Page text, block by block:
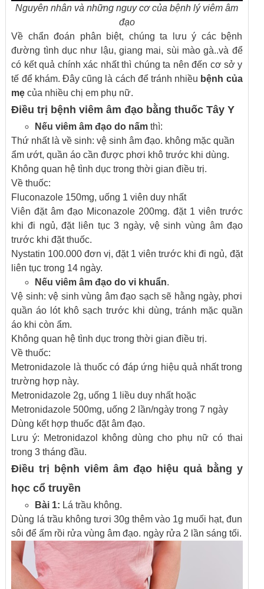
Nguyên nhân và những nguy cơ của bệnh lý viêm âm
đạo
Về chẩn đoán phân biệt, chúng ta lưu ý các bệnh
đường tình dục như lậu, giang mai, sùi mào gà..và để
có kết quả chính xác nhất thì chúng ta nên đến cơ sở y
tế để khám. Đây cũng là cách để tránh nhiều bệnh của
mẹ của nhiều chị em phụ nữ.
Điều trị bệnh viêm âm đạo bằng thuốc Tây Y
Nếu viêm âm đạo do nấm thì:
Thứ nhất là về sinh: vệ sinh âm đạo. không mặc quần
ẩm ướt, quần áo cần được phơi khô trước khi dùng.
Không quan hệ tình dục trong thời gian điều trị.
Về thuốc:
Fluconazole 150mg, uống 1 viên duy nhất
Viên đặt âm đạo Miconazole 200mg. đặt 1 viên trước
khi đi ngủ, đặt liên tục 3 ngày, vệ sinh vùng âm đạo
trước khi đặt thuốc.
Nystatin 100.000 đơn vị, đặt 1 viên trước khi đi ngủ, đặt
liên tục trong 14 ngày.
Nếu viêm âm đạo do vi khuẩn.
Vệ sinh: vệ sinh vùng âm đạo sạch sẽ hằng ngày, phơi
quần áo lót khô sạch trước khi dùng, tránh mặc quần
áo khi còn ẩm.
Không quan hệ tình dục trong thời gian điều trị.
Về thuốc:
Metronidazole là thuốc có đáp ứng hiệu quả nhất trong
trường hợp này.
Metronidazole 2g, uống 1 liều duy nhất hoặc
Metronidazole 500mg, uống 2 lần/ngày trong 7 ngày
Dùng kết hợp thuốc đặt âm đạo.
Lưu ý: Metronidazol không dùng cho phụ nữ có thai
trong 3 tháng đầu.
Điều trị bệnh viêm âm đạo hiệu quả bằng y
học cổ truyền
Bài 1: Lá trầu không.
Dùng lá trầu không tươi 30g thêm vào 1g muối hạt, đun
sôi để ấm rồi rửa vùng âm đạo. ngày rửa 2 lần sáng tối.